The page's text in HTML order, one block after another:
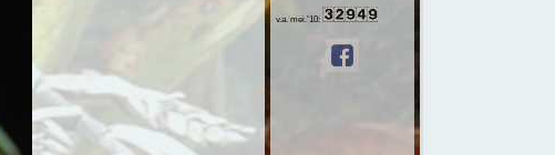
v.a. mei.'10: